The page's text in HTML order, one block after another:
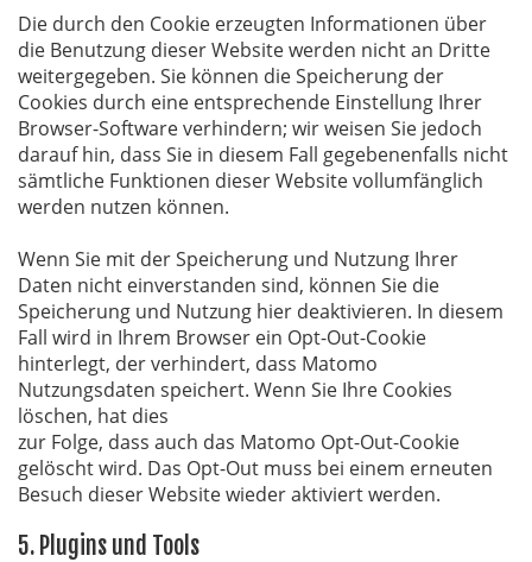
Die durch den Cookie erzeugten Informationen über
die Benutzung dieser Website werden nicht an Dritte
weitergegeben. Sie können die Speicherung der
Cookies durch eine entsprechende Einstellung Ihrer
Browser-Software verhindern; wir weisen Sie jedoch
darauf hin, dass Sie in diesem Fall gegebenenfalls nicht
sämtliche Funktionen dieser Website vollumfänglich
werden nutzen können.
Wenn Sie mit der Speicherung und Nutzung Ihrer
Daten nicht einverstanden sind, können Sie die
Speicherung und Nutzung hier deaktivieren. In diesem
Fall wird in Ihrem Browser ein Opt-Out-Cookie
hinterlegt, der verhindert, dass Matomo
Nutzungsdaten speichert. Wenn Sie Ihre Cookies
löschen, hat dies
zur Folge, dass auch das Matomo Opt-Out-Cookie
gelöscht wird. Das Opt-Out muss bei einem erneuten
Besuch dieser Website wieder aktiviert werden.
5. Plugins und Tools